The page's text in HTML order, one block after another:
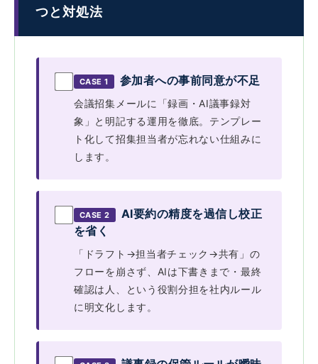
つと対処法
CASE 1 参加者への事前同意が不足
会議招集メールに「録画・AI議事録対
象」と明記する運用を徹底。テンプレー
ト化して招集担当者が忘れない仕組みに
します。
CASE 2
AI要約の精度を過信し校正
を省く
「ドラフト→担当者チェック→共有」の
フローを崩さず、AIは下書きまで・最終
確認は人、という役割分担を社内ルール
に明文化します。